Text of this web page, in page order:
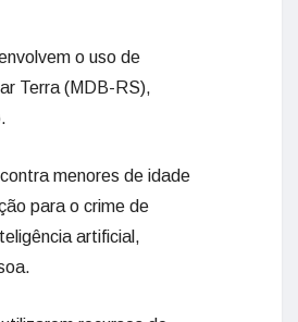
o uso de
Terra (MDB-RS),
menores de idade
para o crime de
artificial,